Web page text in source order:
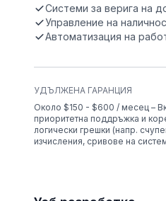
Системи за верига на
Управление на
Автоматизация на
УДЪЛЖЕНА ГАРАНЦИЯ
Около $150 - $600 / месец –
приоритетна поддръжка и
логически грешки (напр.
изчисления, сривове на